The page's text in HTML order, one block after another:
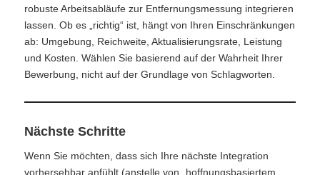
robuste Arbeitsabläufe zur Entfernungsmessung integrieren
lassen. Ob es „richtig“ ist, hängt von Ihren Einschränkungen
ab: Umgebung, Reichweite, Aktualisierungsrate, Leistung
und Kosten. Wählen Sie basierend auf der Wahrheit Ihrer
Bewerbung, nicht auf der Grundlage von Schlagworten.
Nächste Schritte
Wenn Sie möchten, dass sich Ihre nächste Integration
vorhersehbar anfühlt (anstelle von „hoffnungsbasiertem